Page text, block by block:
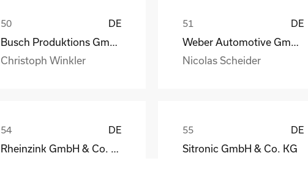
DE
Christoph Winkler
DE
Nicolas Scheider
DE DE
Sitronic GmbH & Co. KG